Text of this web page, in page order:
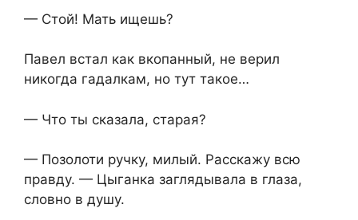
— Стой! Мать ищешь?
Павел встал как вкопанный, не верил
никогда гадалкам, но тут такое…
— Что ты сказала, старая?
— Позолоти ручку, милый. Расскажу всю
правду. — Цыганка заглядывала в глаза,
словно в душу.